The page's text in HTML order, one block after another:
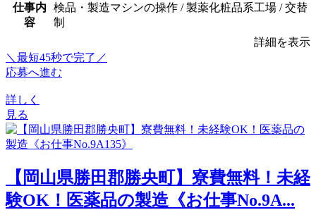
仕事内
容
検品・製造マシンの操作 / 製薬化粧品系工場 / 交替
制
詳細を表示
＼最短45秒で完了／
応募へ進む
詳しく
見る
【岡山県勝田郡勝央町】寮費無料！未経
験OK！医薬品の製造《お仕事No.9A...